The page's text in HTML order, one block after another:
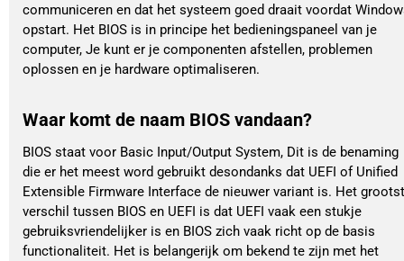
communiceren en dat het systeem goed draait voordat
opstart. Het BIOS is in principe het bedieningspaneel van je
computer, Je kunt er je componenten afstellen, problemen
oplossen en je hardware optimaliseren.
Waar komt de naam BIOS vandaan?
BIOS staat voor Basic Input/Output System, Dit is de benaming
die er het meest word gebruikt desondanks dat UEFI of Unified
Extensible Firmware Interface de nieuwer variant is. Het
verschil tussen BIOS en UEFI is dat UEFI vaak een stukje
gebruiksvriendelijker is en BIOS zich vaak richt op de basis
functionaliteit. Het is belangerijk om bekend te zijn met het